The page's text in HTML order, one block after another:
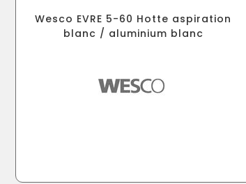
Wesco EVRE 5-60 Hotte aspiration
blanc / aluminium blanc